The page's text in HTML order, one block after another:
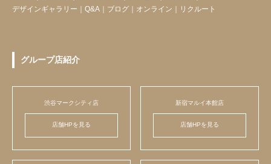
デザインギャラリー ｜ Q&A ｜ ブログ ｜ オンライン ｜ リクルート
グループ店紹介
渋谷マークシティ店
店舗HPを見る
新宿マルイ本館店
店舗HPを見る